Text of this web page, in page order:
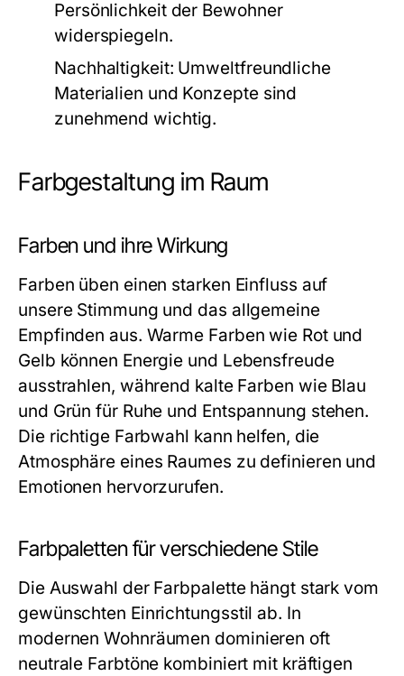
Persönlichkeit der Bewohner
widerspiegeln.
Nachhaltigkeit: Umweltfreundliche
Materialien und Konzepte sind
zunehmend wichtig.
Farbgestaltung im Raum
Farben und ihre Wirkung
Farben üben einen starken Einfluss auf
unsere Stimmung und das allgemeine
Empfinden aus. Warme Farben wie Rot und
Gelb können Energie und Lebensfreude
ausstrahlen, während kalte Farben wie Blau
und Grün für Ruhe und Entspannung stehen.
Die richtige Farbwahl kann helfen, die
Atmosphäre eines Raumes zu definieren und
Emotionen hervorzurufen.
Farbpaletten für verschiedene Stile
Die Auswahl der Farbpalette hängt stark vom
gewünschten Einrichtungsstil ab. In
modernen Wohnräumen dominieren oft
neutrale Farbtöne kombiniert mit kräftigen